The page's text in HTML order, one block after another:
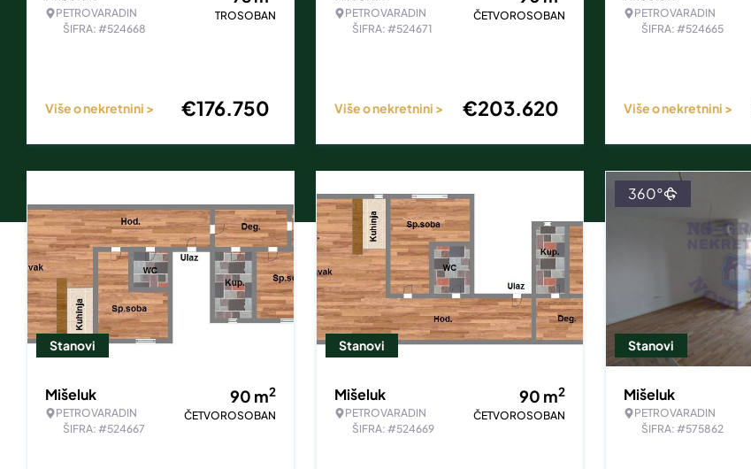
PETROVARADIN
ŠIFRA: #524668
TROSOBAN
Više o nekretnini > €176.750
PETROVARADIN
ŠIFRA: #524671
ČETVOROSOBAN
Više o nekretnini > €203.620
PETROVARADIN
ŠIFRA: #524665
Više o nekretnini >
Stanovi
Mišeluk
PETROVARADIN
ŠIFRA: #524667
90 m2
ČETVOROSOBAN
Stanovi
Mišeluk
PETROVARADIN
ŠIFRA: #524669
90 m2
ČETVOROSOBAN
Stanovi
360°
Mišeluk
PETROVARADIN
ŠIFRA: #575862